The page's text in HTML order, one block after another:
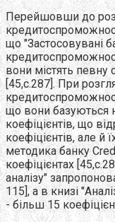
Перейшовши до
що "Застосовувані
вони містять певну
[45,с.287]. При
що вони базуються
коефіцієнтів, що
коефіцієнтів, але й
методика банку
коефіцієнтах
аналізу"
115], а в книзі
- більш 15